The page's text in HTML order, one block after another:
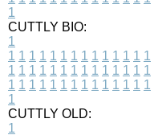
1
CUTTLY BIO:
1
1 1 1 1 1 1 1 1 1 1 1 1 1 1
1 1 1 1 1 1 1 1 1 1 1 1 1 1
1 1 1 1 1 1 1 1 1 1 1 1 1 1
1
CUTTLY OLD:
1